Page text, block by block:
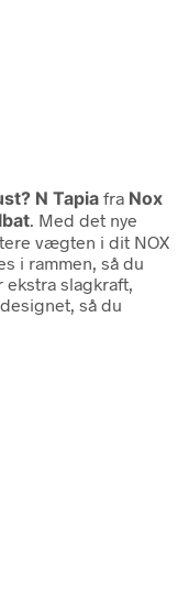
N Tapia fra Nox
. Med det nye
vægten i dit NOX
i rammen, så du
slagkraft,
så du